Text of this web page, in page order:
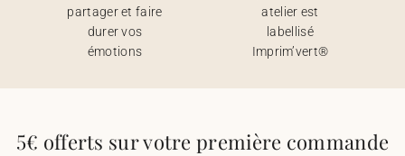
partager et faire
durer vos
émotions
atelier est
labellisé
Imprim’vert®
5€ offerts sur votre première commande